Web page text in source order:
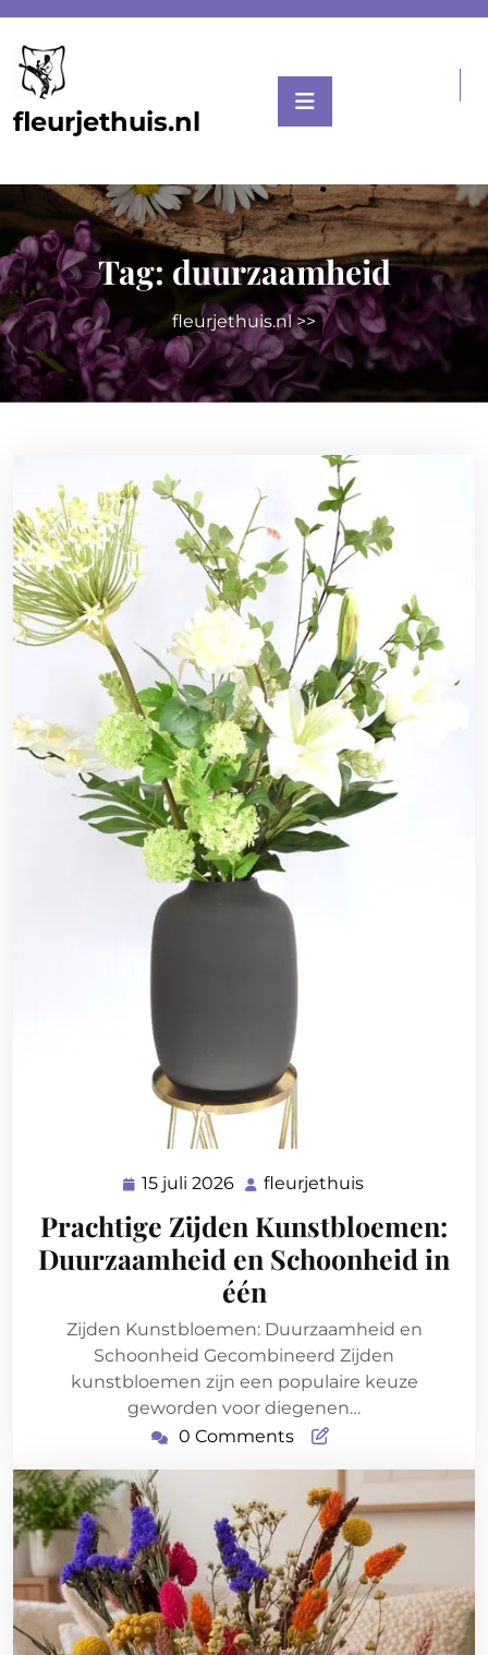
content
fleurjethuis.nl
Tag: duurzaamheid
fleurjethuis.nl>>
15 juli 2026 15
2026
fleurjethuis
Prachtige Zijden Kunstbloemen:
Duurzaamheid en Schoonheid in
één
Zijden Kunstbloemen: Duurzaamheid en
Schoonheid Gecombineerd Zijden
kunstbloemen zijn een populaire keuze
geworden voor diegenen…
0 Comments